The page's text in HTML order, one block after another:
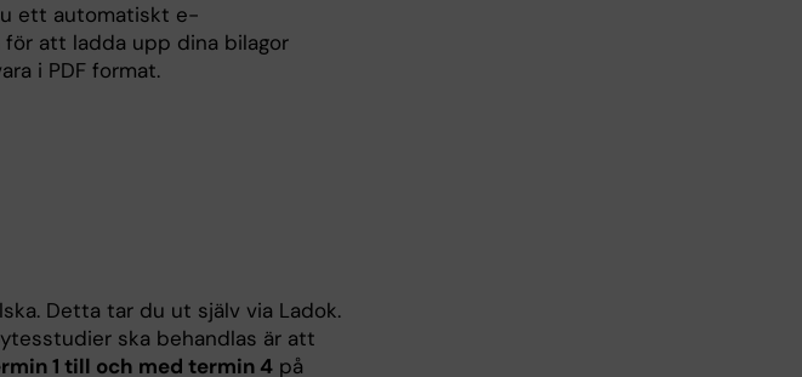
ett automatiskt e-
att ladda upp dina bilagor
i PDF format.
Detta tar du ut själv via Ladok.
ska behandlas är att
1 till och med termin 4 på